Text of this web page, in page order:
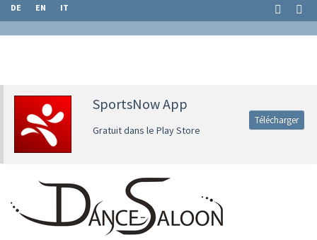
DE EN IT
SportsNow App
Gratuit dans le Play Store
Télécharger